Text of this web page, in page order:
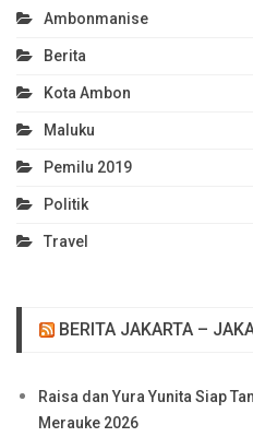
Ambonmanise
Berita
Kota Ambon
Maluku
Pemilu 2019
Politik
Travel
BERITA JAKARTA –
Raisa dan Yura Yunita Siap
Merauke 2026